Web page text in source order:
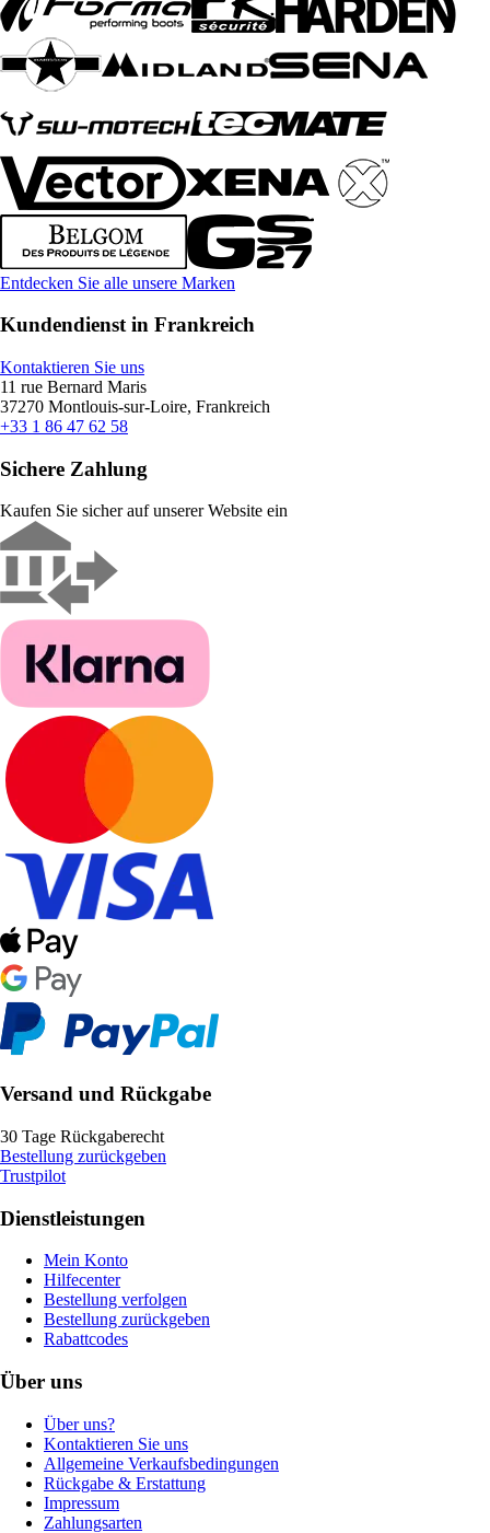
Entdecken Sie alle unsere Marken
Kundendienst in Frankreich
Kontaktieren Sie uns
11 rue Bernard Maris
37270 Montlouis-sur-Loire, Frankreich
+33 1 86 47 62 58
Sichere Zahlung
Kaufen Sie sicher auf unserer Website ein
Versand und Rückgabe
30 Tage Rückgaberecht
Bestellung zurückgeben
Trustpilot
Dienstleistungen
Mein Konto
Hilfecenter
Bestellung verfolgen
Bestellung zurückgeben
Rabattcodes
Über uns
Über uns?
Kontaktieren Sie uns
Allgemeine Verkaufsbedingungen
Rückgabe & Erstattung
Impressum
Zahlungsarten